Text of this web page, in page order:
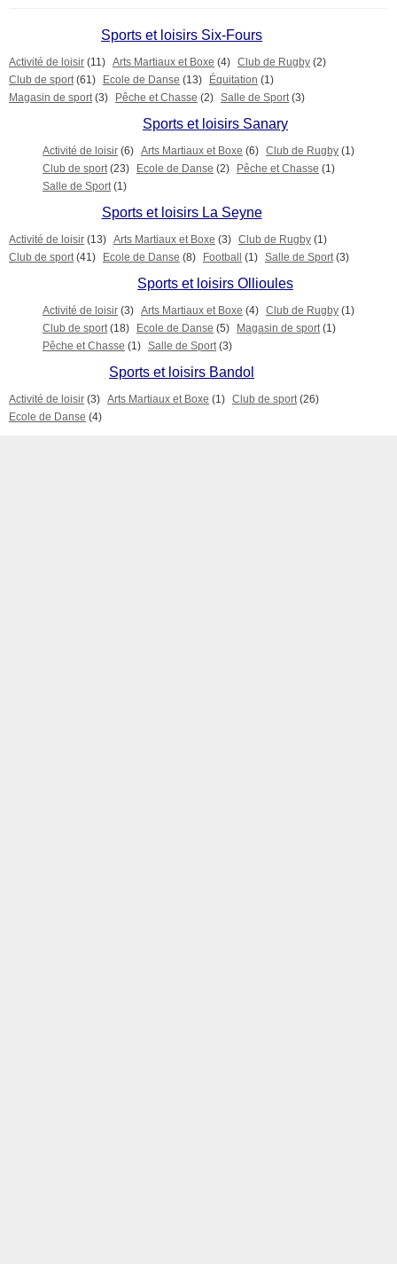
Sports et loisirs Six-Fours
Activité de loisir (11) Arts Martiaux et Boxe (4) Club de Rugby (2)
Club de sport (61) Ecole de Danse (13) Équitation (1)
Magasin de sport (3) Pêche et Chasse (2) Salle de Sport (3)
Sports et loisirs Sanary
Activité de loisir (6) Arts Martiaux et Boxe (6) Club de Rugby (1)
Club de sport (23) Ecole de Danse (2) Pêche et Chasse (1)
Salle de Sport (1)
Sports et loisirs La Seyne
Activité de loisir (13) Arts Martiaux et Boxe (3) Club de Rugby (1)
Club de sport (41) Ecole de Danse (8) Football (1) Salle de Sport (3)
Sports et loisirs Ollioules
Activité de loisir (3) Arts Martiaux et Boxe (4) Club de Rugby (1)
Club de sport (18) Ecole de Danse (5) Magasin de sport (1)
Pêche et Chasse (1) Salle de Sport (3)
Sports et loisirs Bandol
Activité de loisir (3) Arts Martiaux et Boxe (1) Club de sport (26)
Ecole de Danse (4)